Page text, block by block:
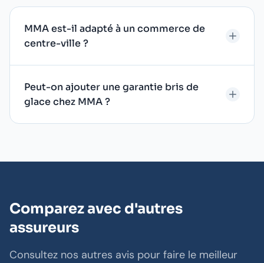
MMA est-il adapté à un commerce de
centre-ville ?
Peut-on ajouter une garantie bris de
glace chez MMA ?
Comparez avec d'autres
assureurs
Consultez nos autres avis pour faire le meilleur